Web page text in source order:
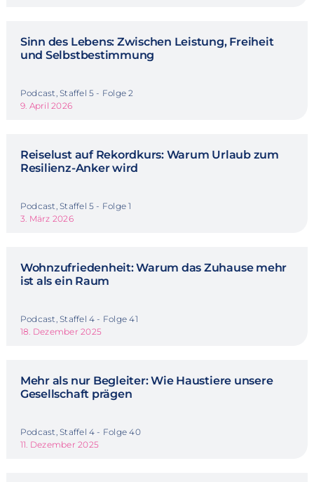
Sinn des Lebens: Zwischen Leistung, Freiheit
und Selbstbestimmung
Podcast, Staffel 5 - Folge 2
9. April 2026
Reiselust auf Rekordkurs: Warum Urlaub zum
Resilienz-Anker wird
Podcast, Staffel 5 - Folge 1
3. März 2026
Wohnzufriedenheit: Warum das Zuhause mehr
ist als ein Raum
Podcast, Staffel 4 - Folge 41
18. Dezember 2025
Mehr als nur Begleiter: Wie Haustiere unsere
Gesellschaft prägen
Podcast, Staffel 4 - Folge 40
11. Dezember 2025